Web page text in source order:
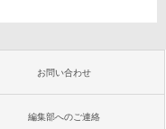
お問い合わせ
編集部へのご連絡